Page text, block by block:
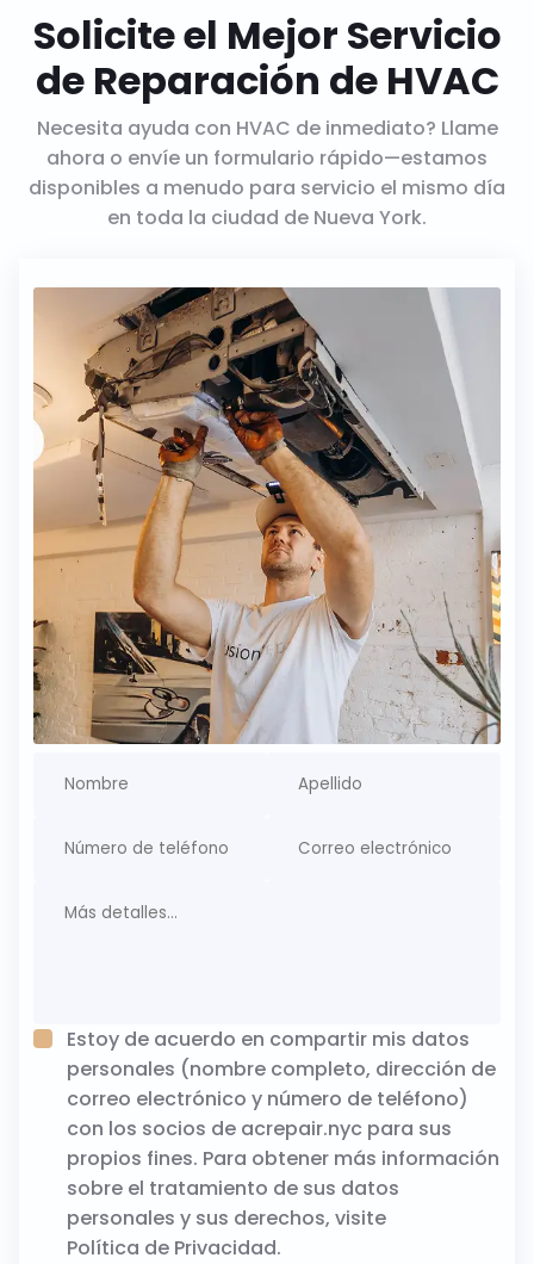
Solicite el Mejor Servicio
de Reparación de HVAC
Necesita ayuda con HVAC de inmediato? Llame
ahora o envíe un formulario rápido—estamos
disponibles a menudo para servicio el mismo día
en toda la ciudad de Nueva York.
Estoy de acuerdo en compartir mis datos
personales (nombre completo, dirección de
correo electrónico y número de teléfono)
con los socios de acrepair.nyc para sus
propios fines. Para obtener más información
sobre el tratamiento de sus datos
personales y sus derechos, visite
Política de Privacidad.